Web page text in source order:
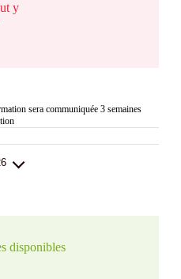
y
sera communiquée 3 semaines
disponibles